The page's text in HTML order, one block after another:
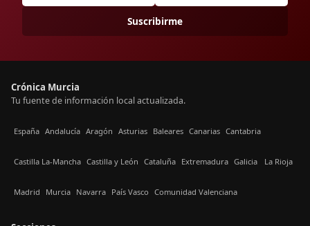
Suscribirme
Crónica Murcia
Tu fuente de información local actualizada.
España Andalucía Aragón Asturias Baleares Canarias Cantabria
Castilla La-Mancha Castilla y León Cataluña Extremadura Galicia La Rioja
Madrid Murcia Navarra País Vasco Comunidad Valenciana